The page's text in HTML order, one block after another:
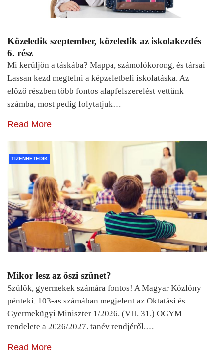
Közeledik szeptember, közeledik az iskolakezdés
6. rész
Mi kerüljön a táskába? Mappa, számolókorong, és társai
Lassan kezd megtelni a képzeletbeli iskolatáska. Az
előző részben több fontos alapfelszerelést vettünk
számba, most pedig folytatjuk…
Read More
TIZENHETEDIK
Mikor lesz az őszi szünet?
Szülők, gyermekek számára fontos! A Magyar Közlöny
pénteki, 103-as számában megjelent az Oktatási és
Gyermekügyi Miniszter 1/2026. (VII. 31.) OGYM
rendelete a 2026/2027. tanév rendjéről.…
Read More